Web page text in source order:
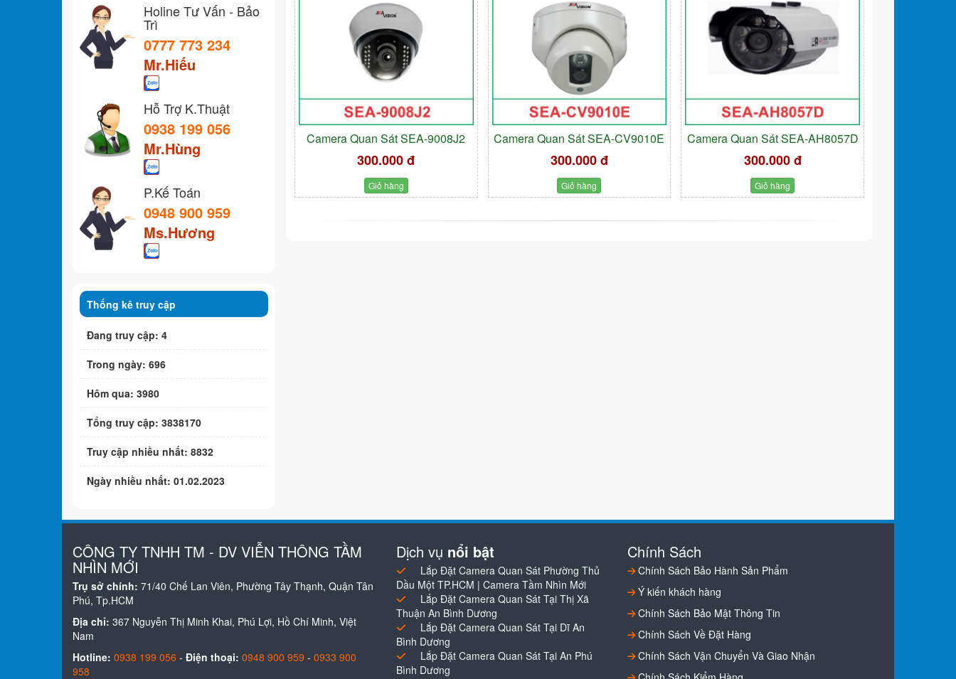
Camera Quan Sát SEA-9008J2
300.000 đ
Giỏ hàng
Camera Quan Sát SEA-CV9010E
300.000 đ
Giỏ hàng
Camera Quan Sát SEA-AH8057D
300.000 đ
Giỏ hàng
Holine Tư Vấn - Bảo
Trì
0777 773 234
Mr.Hiếu
Hỗ Trợ K.Thuật
0938 199 056
Mr.Hùng
P.Kế Toán
0948 900 959
Ms.Hương
Thống kê truy cập
Đang truy cập: 4
Trong ngày: 696
Hôm qua: 3980
Tổng truy cập: 3838170
Truy cập nhiều nhất: 8832
Ngày nhiều nhất: 01.02.2023
CÔNG TY TNHH TM - DV VIỄN THÔNG TẦM
NHÌN MỚI
Trụ sở chính: 71/40 Chế Lan Viên, Phường Tây Thạnh, Quận Tân
Phú, Tp.HCM
Địa chỉ: 367 Nguyễn Thị Minh Khai, Phú Lợi, Hồ Chí Minh, Việt
Nam
Hotline: 0938 199 056 - Điện thoại: 0948 900 959 - 0933 900
958
Dịch vụ nổi bật
Lắp Đặt Camera Quan Sát Phường Thủ
Dầu Một TP.HCM | Camera Tầm Nhìn Mới
Lắp Đặt Camera Quan Sát Tại Thị Xã
Thuận An Bình Dương
Lắp Đặt Camera Quan Sát Tại Dĩ An
Bình Dương
Lắp Đặt Camera Quan Sát Tại An Phú
Bình Dương
Chính Sách
Chính Sách Bảo Hành Sản Phẩm
Ý kiến khách hàng
Chính Sách Bảo Mật Thông Tin
Chính Sách Về Đặt Hàng
Chính Sách Vận Chuyển Và Giao Nhận